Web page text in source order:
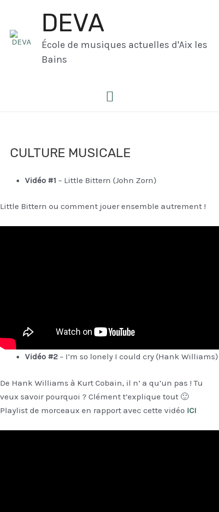
contenu
DEVA
École de musiques actuelles d'Aix les
Bains
Menu
CULTURE MUSICALE
Vidéo #1 – Little Bittern (John Zorn)
Little Bittern ou comment jouer ensemble autrement !
Vidéo #2 – I’m so lonely I could cry (Hank Williams)
De Hank Williams à Kurt Cobain, il n’ a qu’un pas ! Tu
veux savoir pourquoi ? Clément t’explique tout 🙂
Playlist de morceaux en rapport avec cette vidéo ICI